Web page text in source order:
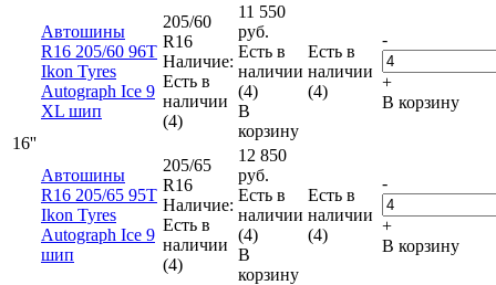
16''
Автошины
R16 205/60 96T
Ikon Tyres
Autograph Ice 9
XL шип
205/60
R16
Наличие:
Есть в
наличии
(4)
11 550
руб.
Есть в
наличии
(4)
В
корзину
Есть в
наличии
(4)
-
+
В корзину
Автошины
R16 205/65 95T
Ikon Tyres
Autograph Ice 9
шип
205/65
R16
Наличие:
Есть в
наличии
(4)
12 850
руб.
Есть в
наличии
(4)
В
корзину
Есть в
наличии
(4)
-
+
В корзину